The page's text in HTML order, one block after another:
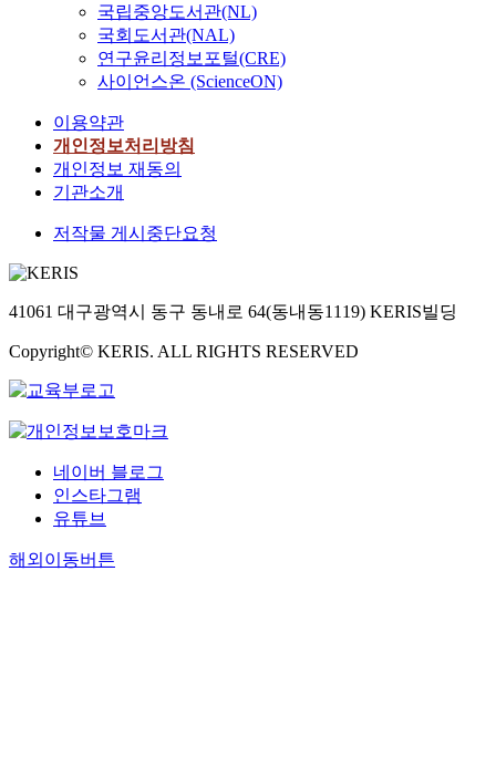
국립중앙도서관(NL)
국회도서관(NAL)
연구윤리정보포털(CRE)
사이언스온 (ScienceON)
이용약관
개인정보처리방침
개인정보 재동의
기관소개
저작물 게시중단요청
41061 대구광역시 동구 동내로 64(동내동1119) KERIS빌딩
Copyright© KERIS. ALL RIGHTS RESERVED
네이버 블로그
인스타그램
유튜브
해외이동버튼